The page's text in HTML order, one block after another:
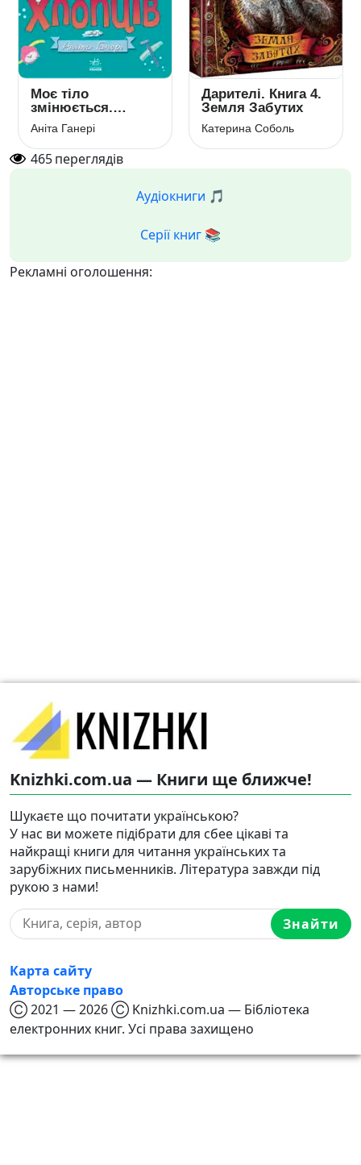
Моє тіло
змінюється.
Путівник по
дорослішанню
для хлопців
Аніта Ганері
Дарителі. Книга 4.
Земля Забутих
Катерина Соболь
465переглядів
Аудіокниги 🎵
Серії книг 📚
Рекламні оголошення:
Knizhki.com.ua — Книги ще ближче!
Шукаєте що почитати українською?
У нас ви можете підібрати для сбее цікаві та
найкращі книги для читання українських та
зарубіжних письменників. Література завжди під
рукою з нами!
Знайти
Карта сайту
Авторське право
Ⓒ 2021 — 2026 Ⓒ Knizhki.com.ua — Бібліотека
електронних книг. Усі права захищено